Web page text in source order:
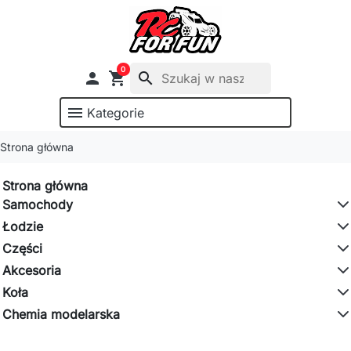
 shopping_cart
0
search
menu Kategorie
Strona główna
Strona główna
Samochody
Łodzie
Części
Akcesoria
Koła
Chemia modelarska